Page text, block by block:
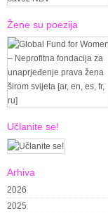
Žene su poezija
Učlanite se!
Arhiva
2026
2025